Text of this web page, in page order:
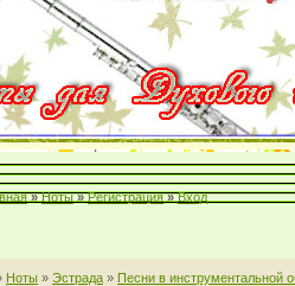
» Ноты » Регистрация » Вход
Ноты » Эстрада » Песни в инструментальной